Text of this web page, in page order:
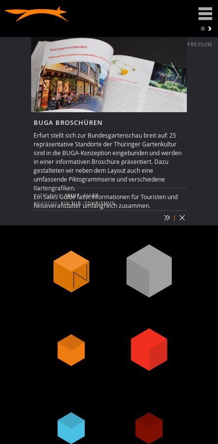
IMPRESSUM
BUGA BROSCHÜREN
Erfurt stellt sich zur Bundesgartenschau breit auf: 25
repräsentative Standorte der Thüringer Gartenkultur
sind in die BUGA-Konzeption eingebunden und werden
in einer informativen Broschüre präsentiert. Dazu
gestalteten wir neben dem Layout auch eine
umfassende Piktogrammserie und verschiedene
Kartengrafiken.
Ein Sales Guide fasst Informationen für Touristen und
Reiseveranstalter umfangreich zusammen.
KATEGORIE:PRINT/ALLES
BRANCHE:KULTUR/TOURISMUS